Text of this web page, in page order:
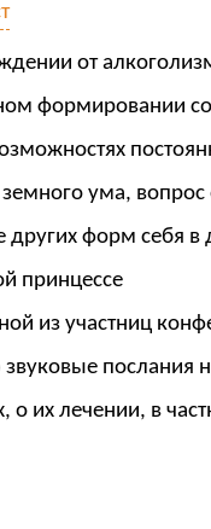
от
формировании
ума,
других форм себя
принцессе
из участниц
послания
о их лечении, в